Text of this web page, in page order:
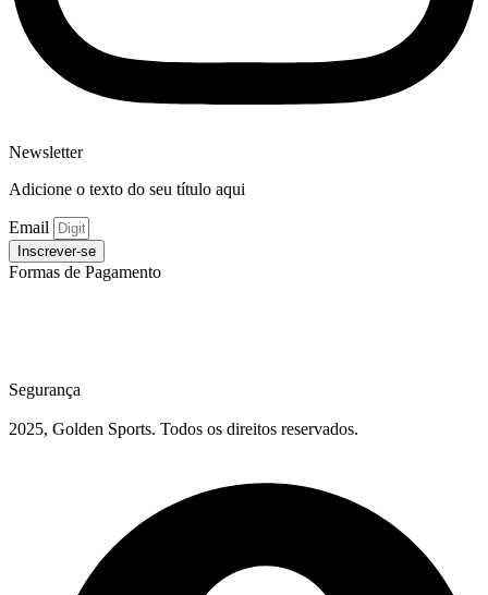
Newsletter
Adicione o texto do seu título aqui
Email
Inscrever-se
Formas de Pagamento
Segurança
2025, Golden Sports. Todos os direitos reservados.